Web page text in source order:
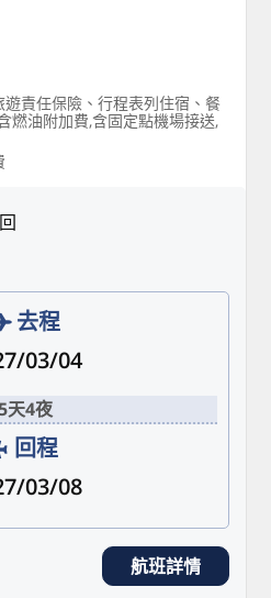
責任保險、行程表列住宿、餐
燃油附加費,含固定點機場接送,
去程
03/04
天4夜
回程
03/08
航班詳情